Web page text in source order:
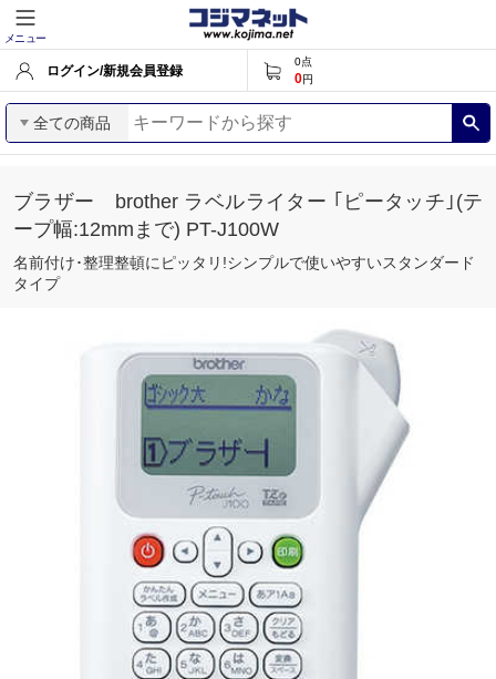
メニュー
ログイン/新規会員登録
0点
0円
全ての商品
ブラザー brother ラベルライター ｢ピータッチ｣(テ
ープ幅:12mmまで) PT-J100W
名前付け･整理整頓にピッタリ!シンプルで使いやすいスタンダード
タイプ